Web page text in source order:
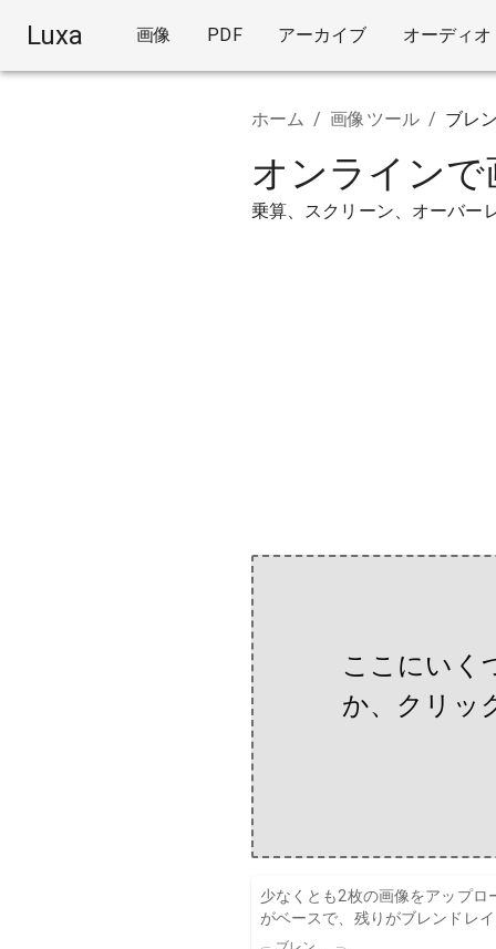
Luxa 画像 PDF アーカイブ オーディオ
ホーム / 画像ツール / ブレ
オンライン
乗算、スクリーン、オーバー
ここにいく
か、クリッ
少なくとも2枚の画像をアップ
がベースで、残りがブレンドレ